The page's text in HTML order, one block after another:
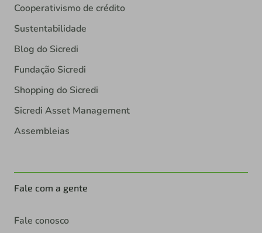
Cooperativismo de crédito
Sustentabilidade
Blog do Sicredi
Fundação Sicredi
Shopping do Sicredi
Sicredi Asset Management
Assembleias
Fale com a gente
Fale conosco